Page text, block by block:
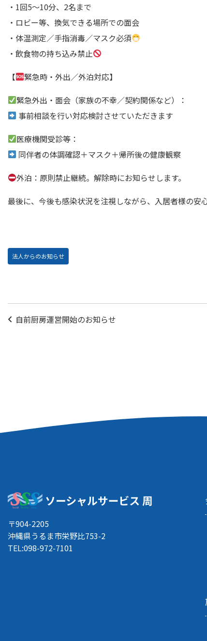
・1回5〜10分、2名まで
・ロビー等、換気できる場所での面会
・体温測定／手指消毒／マスク必須
・飲食物の持ち込み禁止
【
緊急時・外出／外泊対応】
緊急外出・面会（家族の不幸／契約関係など）：
事前相談を行い対応検討させていただきます
医療機関受診等：
同伴者の体調確認＋マスク＋帰所後の健康観察
外泊：原則禁止継続。解除時にお知らせします。
最後に、今後も感染状況を注視しながら、入居者様の安
法人からのお知らせ
投
ー
ン
自前厨房運営開始のお知らせ
〒904-2205
沖縄県うるま市栄野比753-2
TEL:098-972-7101